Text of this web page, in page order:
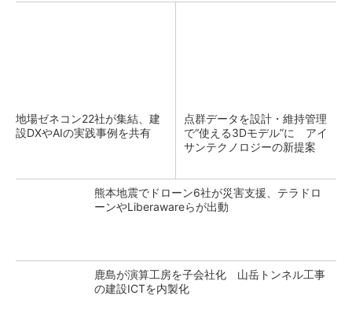
地場ゼネコン22社が集結、建
設DXやAIの実践事例を共有
点群データを設計・維持管理
で“使える3Dモデル”に アイ
サンテクノロジーの新提案
熊本地震でドローン6社が災害支援、テラドロ
ーンやLiberawareらが出動
鹿島が演算工房を子会社化 山岳トンネル工事
の建設ICTを内製化